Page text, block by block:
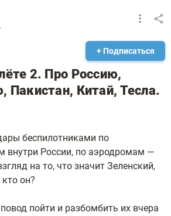
+ Подписаться
2. Про Россию,
Пакистан, Китай, Тесла.
беспилотниками по
внутри России, по аэродромам —
на то, что значит Зеленский,
он?
пойти и разбомбить их вчера